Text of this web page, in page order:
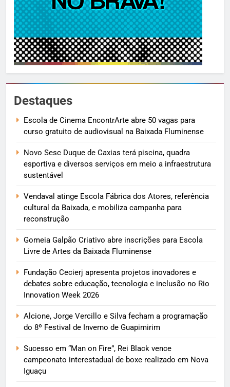
Destaques
Escola de Cinema EncontrArte abre 50 vagas para
curso gratuito de audiovisual na Baixada Fluminense
Novo Sesc Duque de Caxias terá piscina, quadra
esportiva e diversos serviços em meio a infraestrutura
sustentável
Vendaval atinge Escola Fábrica dos Atores, referência
cultural da Baixada, e mobiliza campanha para
reconstrução
Gomeia Galpão Criativo abre inscrições para Escola
Livre de Artes da Baixada Fluminense
Fundação Cecierj apresenta projetos inovadores e
debates sobre educação, tecnologia e inclusão no Rio
Innovation Week 2026
Alcione, Jorge Vercillo e Silva fecham a programação
do 8º Festival de Inverno de Guapimirim
Sucesso em “Man on Fire”, Rei Black vence
campeonato interestadual de boxe realizado em Nova
Iguaçu